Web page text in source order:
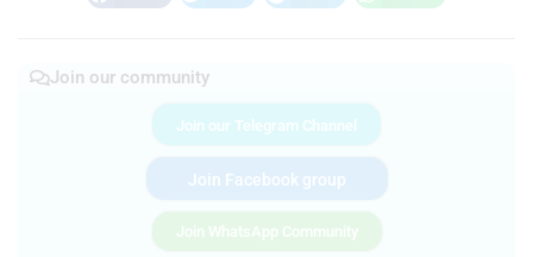
Join our community
Join our Telegram Channel
Join Facebook group
Join WhatsApp Community